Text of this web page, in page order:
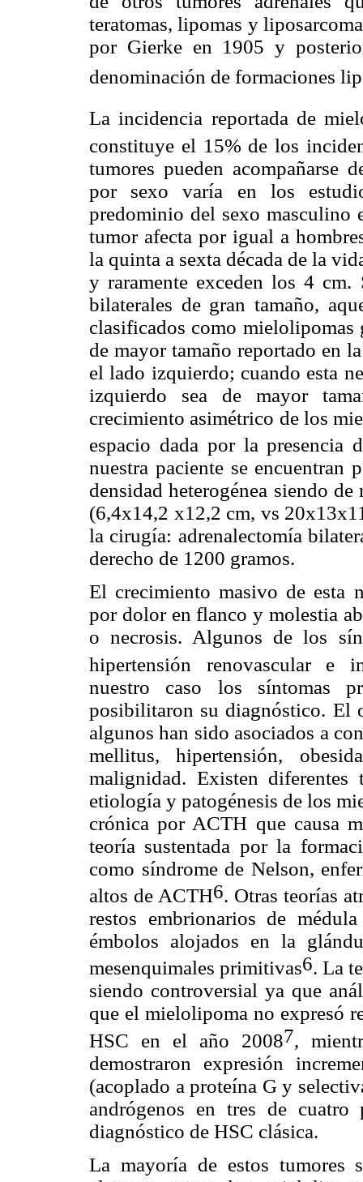
teratomas, lipomas y
por Gierke en 1905 y
denominación de formaciones
La incidencia reportada de
constituye el 15% de los
tumores pueden acompañarse
por sexo varía en los
predominio del sexo masculino
tumor afecta por igual a
la quinta a sexta década de la
y raramente exceden los 4 cm.
bilaterales de gran tamaño,
clasificados como
de mayor tamaño reportado en
el lado izquierdo; cuando esta
izquierdo sea de mayor
crecimiento asimétrico de los
espacio dada por la presencia
nuestra paciente se encuentran
densidad heterogénea siendo
(6,4x14,2 x12,2 cm, vs
la cirugía: adrenalectomía
derecho de 1200 gramos.
El crecimiento masivo de esta
por dolor en flanco y molestia
o necrosis. Algunos de los
hipertensión renovascular e
nuestro caso los síntomas
posibilitaron su diagnóstico. El
algunos han sido asociados a
mellitus, hipertensión,
malignidad. Existen
etiología y patogénesis de los
crónica por ACTH que causa
teoría sustentada por la
como síndrome de Nelson,
altos de ACTH6. Otras teorías
restos embrionarios de
émbolos alojados en la
mesenquimales primitivas6. La
siendo controversial ya que
que el mielolipoma no expresó
HSC en el año 20087,
demostraron expresión
(acoplado a proteína G y
andrógenos en tres de cuatro
diagnóstico de HSC clásica.
La mayoría de estos tumores